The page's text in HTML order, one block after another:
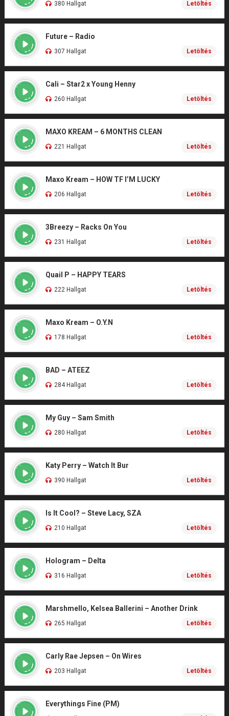
380 Hallgat Letöltés
Future – Radio
307 Hallgat Letöltés
Cali – Star2 x Young Henny
260 Hallgat Letöltés
MAXO KREAM – 6 MONTHS CLEAN
221 Hallgat Letöltés
Maxo Kream – HOW TF I’M LUCKY
206 Hallgat Letöltés
3Breezy – Racks On You
231 Hallgat Letöltés
Quail P – HAPPY TEARS
222 Hallgat Letöltés
Maxo Kream – O.Y.N
178 Hallgat Letöltés
BAD – ATEEZ
284 Hallgat Letöltés
My Guy – Sam Smith
280 Hallgat Letöltés
Katy Perry – Watch It Bur
390 Hallgat Letöltés
Is It Cool? – Steve Lacy, SZA
210 Hallgat Letöltés
Hologram – Delta
316 Hallgat Letöltés
Marshmello, Kelsea Ballerini – Another Drink
265 Hallgat Letöltés
Carly Rae Jepsen – On Wires
203 Hallgat Letöltés
Everythings Fine (PM)